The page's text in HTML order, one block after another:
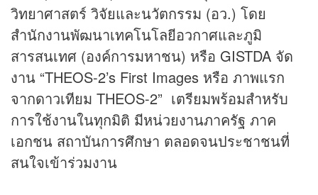
วิทยาศาสตร์ วิจัยและนวัตกรรม (อว.) โดย
สำนักงานพัฒนาเทคโนโลยีอวกาศและภูมิ
สารสนเทศ (องค์การมหาชน) หรือ GISTDA จัด
งาน “THEOS-2’s First Images หรือ ภาพแรก
จากดาวเทียม THEOS-2” เตรียมพร้อมสำหรับ
การใช้งานในทุกมิติ มีหน่วยงานภาครัฐ ภาค
เอกชน สถาบันการศึกษา ตลอดจนประชาชนที่
สนใจเข้าร่วมงาน